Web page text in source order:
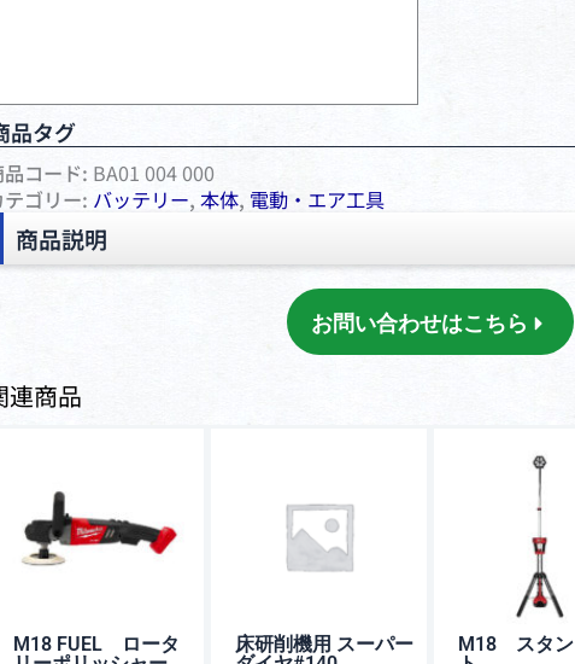
品タグ
品コード: BA01 004 000
テゴリー: バッテリー,本体, 電動・エア⼯具
商品説明
お問い合わせはこちら
連商品
M18 FUEL ロータ
床研削機用 スーパー
M18 スタン